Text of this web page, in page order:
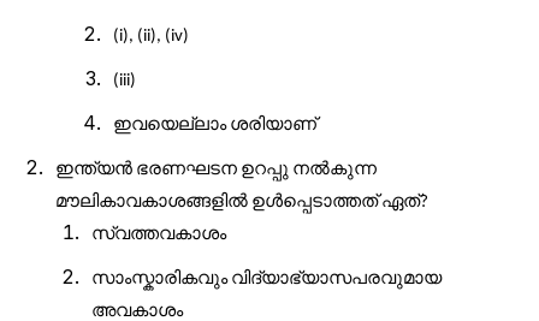
(i), (ii), (iv)
(iii)
ഇവയെല്ലാം ശരിയാണ്
ഇന്ത്യൻ ഭരണഘടന ഉറപ്പു നൽകുന്ന
മൗലികാവകാശങ്ങളിൽ ഉൾപ്പെടാത്തത്ഏത്?
സ്വത്തവകാശം
സാംസ്കാരികവും വിദ്യാഭ്യാസപരവുമായ
അവകാശം